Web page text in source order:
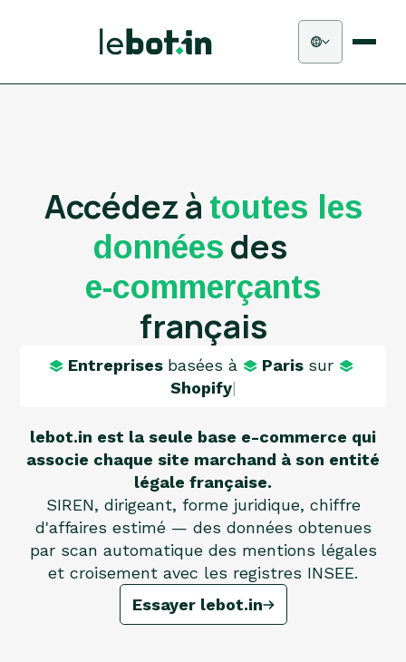
Accédez à toutes les
données des
e-commerçants
français
Entreprises basées à Paris sur
Shopify|
lebot.in est la seule base e-commerce qui
associe chaque site marchand à son entité
légale française.
SIREN, dirigeant, forme juridique, chiffre
d'affaires estimé — des données obtenues
par scan automatique des mentions légales
et croisement avec les registres INSEE.
Essayer lebot.in